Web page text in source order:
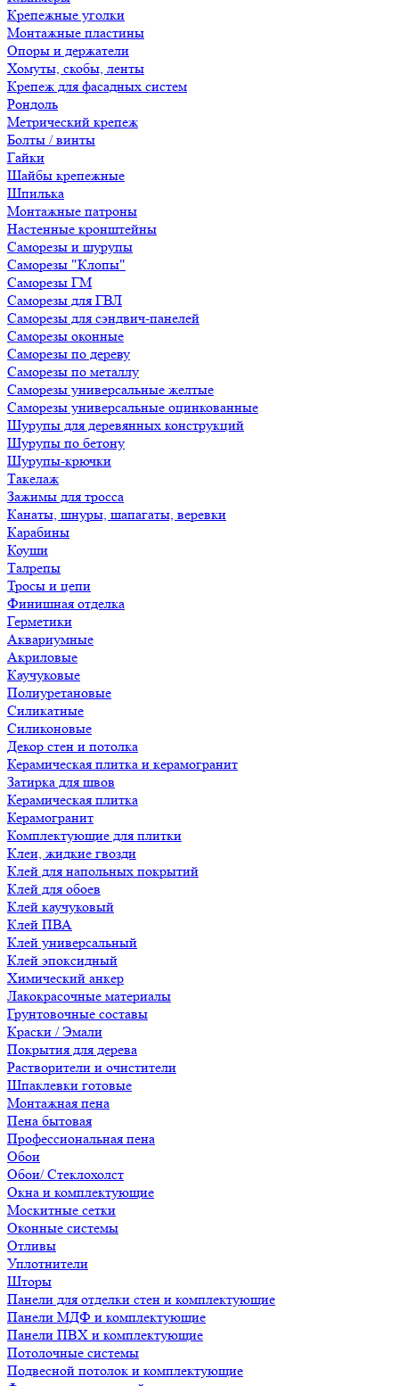
Крепежные уголки
Монтажные пластины
Опоры и держатели
Хомуты, скобы, ленты
Крепеж для фасадных систем
Рондоль
Метрический крепеж
Болты / винты
Гайки
Шайбы крепежные
Шпилька
Монтажные патроны
Настенные кронштейны
Саморезы и шурупы
Саморезы "Клопы"
Саморезы ГМ
Саморезы для ГВЛ
Саморезы для сэндвич-панелей
Саморезы оконные
Саморезы по дереву
Саморезы по металлу
Саморезы универсальные желтые
Саморезы универсальные оцинкованные
Шурупы для деревянных конструкций
Шурупы по бетону
Шурупы-крючки
Такелаж
Зажимы для тросса
Канаты, шнуры, шапагаты, веревки
Карабины
Коуши
Талрепы
Тросы и цепи
Финишная отделка
Герметики
Аквариумные
Акриловые
Каучуковые
Полиуретановые
Силикатные
Силиконовые
Декор стен и потолка
Керамическая плитка и керамогранит
Затирка для швов
Керамическая плитка
Керамогранит
Комплектующие для плитки
Клеи, жидкие гвозди
Клей для напольных покрытий
Клей для обоев
Клей каучуковый
Клей ПВА
Клей универсальный
Клей эпоксидный
Химический анкер
Лакокрасочные материалы
Грунтовочные составы
Краски / Эмали
Покрытия для дерева
Растворители и очистители
Шпаклевки готовые
Монтажная пена
Пена бытовая
Профессиональная пена
Обои
Обои/ Стеклохолст
Окна и комплектующие
Москитные сетки
Оконные системы
Отливы
Уплотнители
Шторы
Панели для отделки стен и комплектующие
Панели МДФ и комплектующие
Панели ПВХ и комплектующие
Потолочные системы
Подвесной потолок и комплектующие